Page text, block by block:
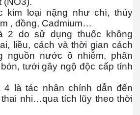
kim loại nặng như chì, thủy
, đồng, Cadmium…
2 do sử dụng thuốc không
liều, cách và thời gian cách
nguồn nước ô nhiễm, phân
tưới gây ngộ độc cấp tính
4 là tác nhân chính dẫn đến
nhi…qua tích lũy theo thời